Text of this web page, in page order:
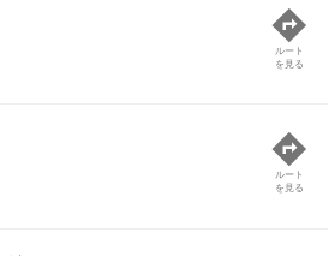
ルート
を見る
ルート
を見る